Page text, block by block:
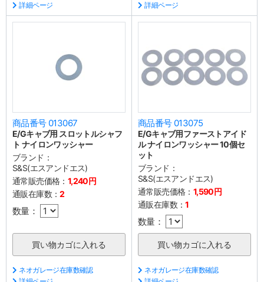
詳細ページ
詳細ページ
商品番号 013067
E/Gキャブ用 スロットルシャフ
ト ナイロンワッシャー
ブランド：
S&S(エスアンドエス)
通常販売価格： 1,240円
通販在庫数：2
数量：
ネオガレージ在庫数確認
商品番号 013075
E/Gキャブ用ファーストアイド
ル ナイロンワッシャー 10個セ
ット
ブランド：
S&S(エスアンドエス)
通常販売価格： 1,590円
通販在庫数：1
数量：
ネオガレージ在庫数確認